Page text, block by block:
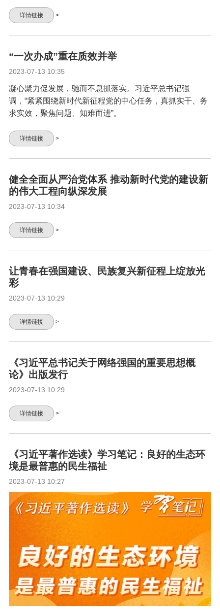
详情链接 >
“一次办成”重在质效并举
2023-07-13 10:35
凝心聚力促发展，驰而不息抓落实。习近平总书记强
调，“紧紧围绕新时代新征程党的中心任务，真抓实干、务
求实效，聚焦问题、知难而进”。
详情链接 >
健全全面从严治党体系 推动新时代党的建设新
的伟大工程向纵深发展
2023-07-13 10:34
详情链接 >
让青春在强国建设、民族复兴新征程上绽放光
彩
2023-07-13 10:29
详情链接 >
《习近平总书记关于网络强国的重要思想概
论》出版发行
2023-07-13 10:29
详情链接 >
《习近平著作选读》学习笔记：良好的生态环
境是最普惠的民生福祉
2023-07-13 10:27